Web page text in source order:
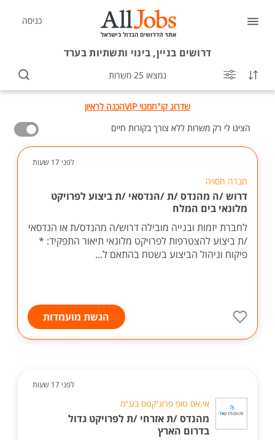
כניסה
דרושים בניין, בינוי ותשתיות בערד
נמצאו 25 משרות
שדרוג קו"חמנוי VIP
הכנה לראיון
הציגו לי רק משרות ללא צורך בקורות חיים
לפני 17 שעות
חברה חסויה
דרוש /ה מהנדס /ת /הנדסאי /ת ביצוע לפרויקט
מלונאי בים המלח
לחברת יזמות ובנייה מובילה דרוש/ה מהנדס/ת או הנדסאי
/ת ביצוע להצטרפות לפרויקט מלונאי תיאור התפקיד: *
פיקוח וניהול הביצוע בשטח בהתאם ל...
הגשת מועמדות
לפני 17 שעות
אי.אס טופ פרוג'קטס בע"מ
מהנדס /ת אזרחי /ת לפרויקט גדול
בדרום הארץ